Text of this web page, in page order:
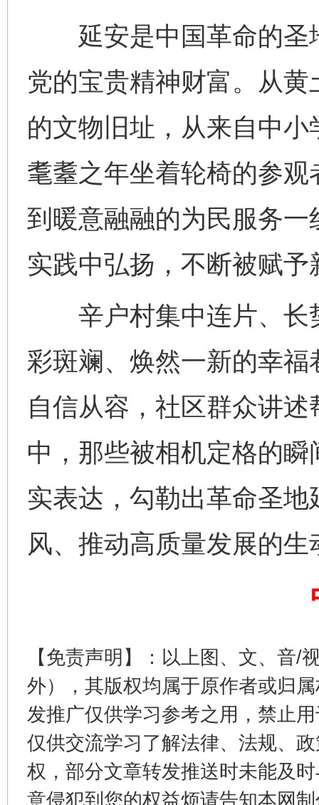
延安是中国革命的圣
党的宝贵精神财富。从
的文物旧址，从来自中小
耄耋之年坐着轮椅的参
到暖意融融的为民服务
实践中弘扬，不断被赋
辛户村集中连片、长
彩斑斓、焕然一新的幸
自信从容，社区群众讲
中，那些被相机定格的
实表达，勾勒出革命圣
风、推动高质量发展的
【免责声明】：以上图、文、音/
外），其版权均属于原作者或归
发推广仅供学习参考之用，禁止
仅供交流学习了解法律、法规、
权，部分文章转发推送时未能及
意侵犯到您的权益烦请告知本网
网上购药对药下症？
在谋一域中谋全局
今